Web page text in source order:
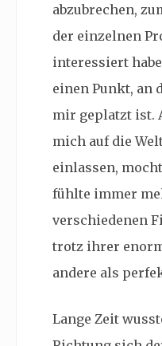
abzubrechen,
der einzelnen
interessiert
einen Punkt, an
mir geplatzt ist.
mich auf die
einlassen,
fühlte immer
verschiedenen
trotz ihrer
andere als
Lange Zeit